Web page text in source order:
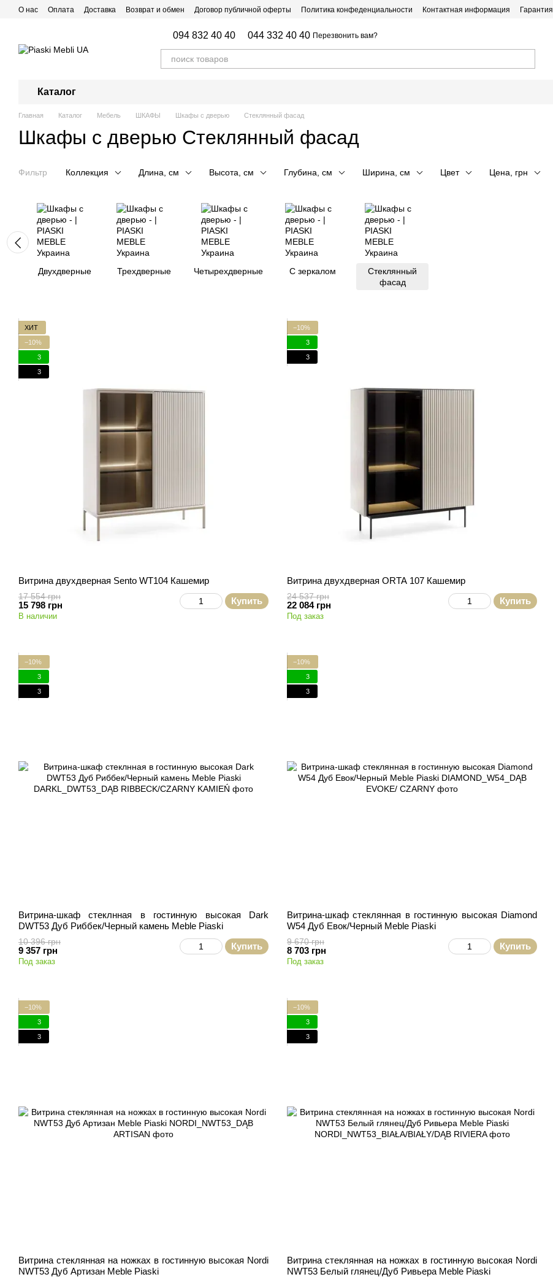
Перейти к основному контенту
О нас Оплата Доставка Возврат и обмен Договор публичной оферты Политика конфеденциальности Контактная информация Гарантия
094 832 40 40 044 332 40 40 Перезвонить вам?
Каталог
Главная Каталог Мебель ШКАФЫ Шкафы с дверью Стеклянный фасад
Шкафы с дверью Стеклянный фасад
Фильтр Коллекция Длина, см Высота, см Глубина, см Ширина, см Цвет Цена, грн
Двухдверные Трехдверные Четырехдверные С зеркалом
Стеклянный
фасад
ХИТ
−10%
3
3
Витрина двухдверная Sento WT104 Кашемир
17 554 грн
15 798 грн Купить
В наличии
−10%
3
3
Витрина двухдверная ORTA 107 Кашемир
24 537 грн
22 084 грн Купить
Под заказ
−10%
3
3
Витрина-шкаф стеклнная в гостинную высокая Dark
DWT53 Дуб Риббек/Черный камень Meble Piaski
10 396 грн
9 357 грн Купить
Под заказ
−10%
3
3
Витрина-шкаф стеклянная в гостинную высокая Diamond
W54 Дуб Евок/Черный Meble Piaski
9 670 грн
8 703 грн Купить
Под заказ
−10%
3
3
Витрина стеклянная на ножках в гостинную высокая Nordi
NWT53 Дуб Артизан Meble Piaski
−10%
3
3
Витрина стеклянная на ножках в гостинную высокая Nordi
NWT53 Белый глянец/Дуб Ривьера Meble Piaski